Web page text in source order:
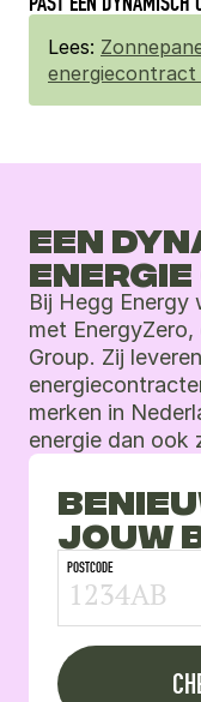
Lees:
energiecontract
EEN
Bij Hegg Energy
met
Group. Zij
merken in
energie dan ook
JOUW
POSTCODE